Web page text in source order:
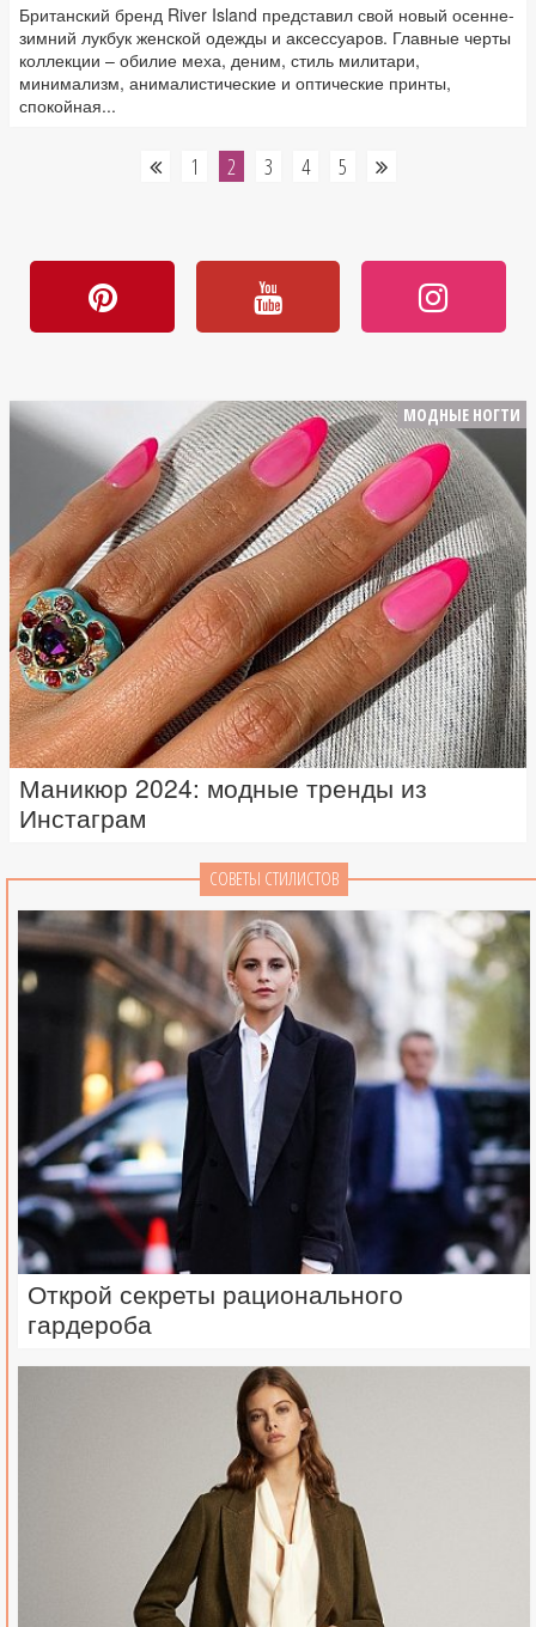
Британский бренд River Island представил свой новый осенне-
зимний лукбук женской одежды и аксессуаров. Главные черты
коллекции – обилие меха, деним, стиль милитари,
минимализм, анималистические и оптические принты,
спокойная...
1 2 3 4 5
МОДНЫЕ НОГТИ
Маникюр 2024: модные тренды из
Инстаграм
СОВЕТЫ СТИЛИСТОВ
Открой секреты рационального
гардероба